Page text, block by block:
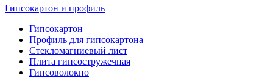
Гипсокартон и профиль
Гипсокартон
Профиль для гипсокартона
Стекломагниевый лист
Плита гипсостружечная
Гипсоволокно